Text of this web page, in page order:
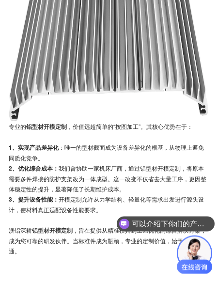
专业的铝型材开模定制，价值远超简单的“按图加工”。其核心优势在于：
1、实现产品差异化：唯一的型材截面成为设备差异化的根基，从物理上避免
同质化竞争。
2、优化综合成本： 我们曾协助一家机床厂商，通过铝型材开模定制，将原本
需要多件焊接的防护支架改为一体成型。这一改变不仅省去大量工序，更因整
体稳定性的提升，显著降低了长期维护成本。
3、提升设备性能： 开模定制允许从力学结构、轻量化等需求出发进行源头设
计，使材料真正适配设备性能要求。
澳铝深耕铝型材开模定制，旨在提供从精准模具到工艺优化的综合解决方案，
成为您可靠的研发伙伴。当标准件成为瓶颈，专业的定制价值，始于一次沟
通。
可以介绍下你们的产品么？